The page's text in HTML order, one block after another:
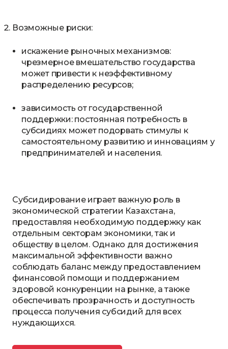
Возможные риски:
искажение рыночных механизмов:
чрезмерное вмешательство государства
может привести к неэффективному
распределению ресурсов;
зависимость от государственной
поддержки: постоянная потребность в
субсидиях может подорвать стимулы к
самостоятельному развитию и инновациям у
предпринимателей и населения.
Субсидирование играет важную роль в
экономической стратегии Казахстана,
предоставляя необходимую поддержку как
отдельным секторам экономики, так и
обществу в целом. Однако для достижения
максимальной эффективности важно
соблюдать баланс между предоставлением
финансовой помощи и поддержанием
здоровой конкуренции на рынке, а также
обеспечивать прозрачность и доступность
процесса получения субсидий для всех
нуждающихся.